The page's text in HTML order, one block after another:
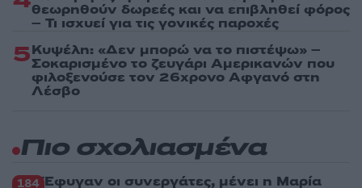
θεωρηθούν δωρεές και να επιβληθεί φόρος
– Τι ισχυεί για τις γονικές παροχές
5Κυψέλη: «Δεν μπορώ να το πιστέψω» –
Σοκαρισμένο το ζευγάρι Αμερικανών που
φιλοξενούσε τον 26χρονο Αφγανό στη
Λέσβο
Πιο σχολιασμένα
184 Έφυγαν οι συνεργάτες, μένει η Μαρία